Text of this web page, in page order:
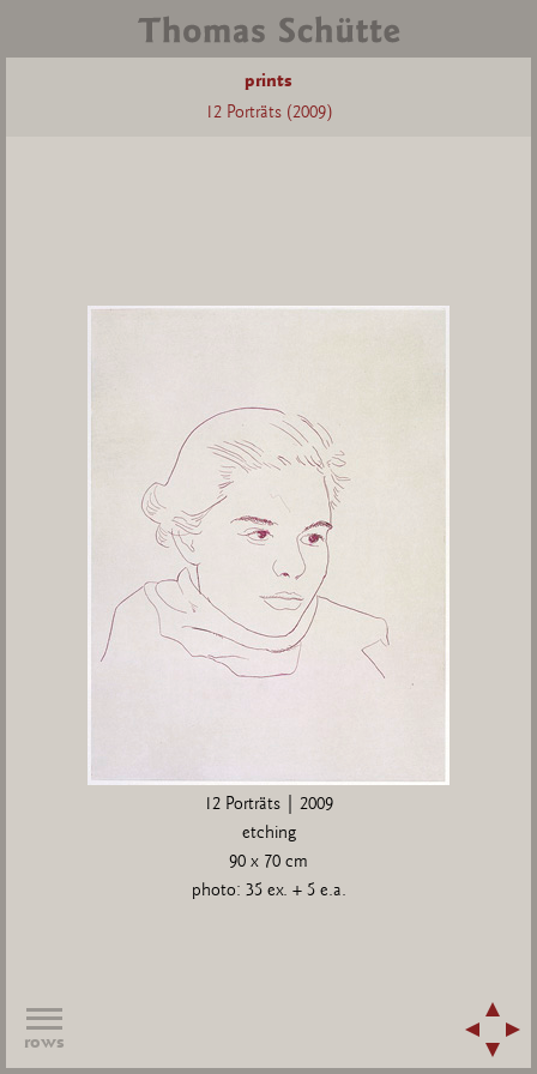
prints
12 Porträts (2009)
12 Porträts | 2009
etching
90 x 70 cm
photo: 35 ex. + 5 e.a.
rows